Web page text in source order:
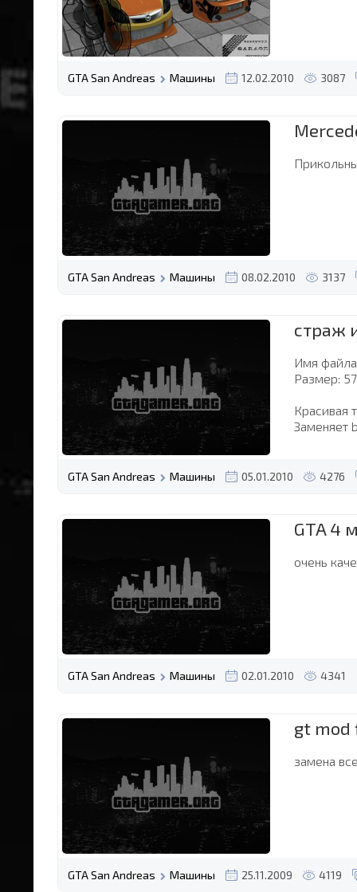
GTA San Andreas Машины 12.02.2010 3087
GTA San Andreas Машины 08.02.2010 3137
страж
Имя
Размер:
Красивая
Заменяет
GTA San Andreas Машины 05.01.2010 4276
GTA 4
очень
GTA San Andreas Машины 02.01.2010 4341
gt mod
замена
GTA San Andreas Машины 25.11.2009 4119